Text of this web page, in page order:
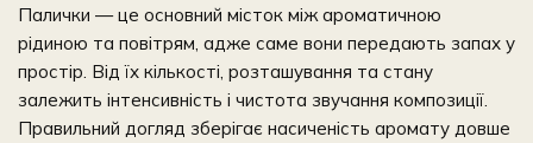
Палички — це основний місток між ароматичною
рідиною та повітрям, адже саме вони передають запах у
простір. Від їх кількості, розташування та стану
залежить інтенсивність і чистота звучання композиції.
Правильний догляд зберігає насиченість аромату довше